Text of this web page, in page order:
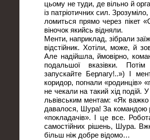
цьому не туди, де вільно й
із патріотичних сил.
ломиться прямо через пікет
віночок якийсь відняли.
Менти, наприклад, зібрали
відстійник. Хотіли, може, й
Але надійшла, ймовірно,
подальшої вказівки.
запускайте Берлагу!..») І
коридор, погнали «родинців»
не чекали на такий хід подій.
львівським ментам: «Як
давалося, Шура! За командою
«покладачів». І це все.
самостійних рішень, Шура.
більш ніж добре відомо…